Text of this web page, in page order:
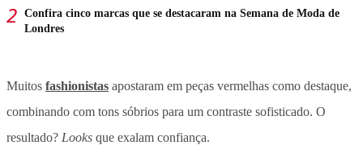
Confira cinco marcas que se destacaram na Semana de Moda de
Londres
Muitos fashionistas apostaram em peças vermelhas como destaque,
combinando com tons sóbrios para um contraste sofisticado. O
resultado? Looks que exalam confiança.